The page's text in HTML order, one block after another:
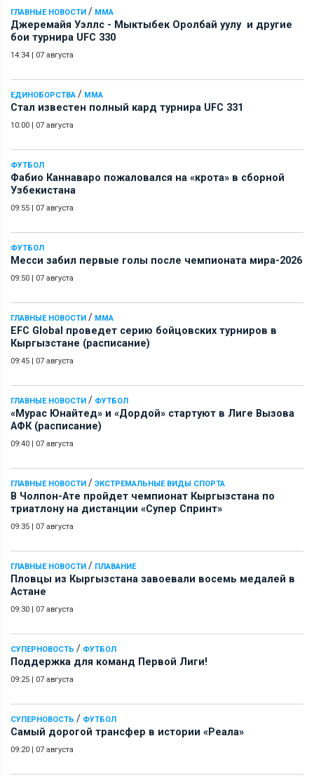
ГЛАВНЫЕ НОВОСТИ / ММА
Джеремайя Уэллс - Мыктыбек Оролбай уулу и другие
бои турнира UFC 330
14:34 | 07 августа
ЕДИНОБОРСТВА / ММА
Стал известен полный кард турнира UFC 331
10:00 | 07 августа
ФУТБОЛ
Фабио Каннаваро пожаловался на «крота» в сборной
Узбекистана
09:55 | 07 августа
ФУТБОЛ
Месси забил первые голы после чемпионата мира-2026
09:50 | 07 августа
ГЛАВНЫЕ НОВОСТИ / ММА
EFC Global проведет серию бойцовских турниров в
Кыргызстане (расписание)
09:45 | 07 августа
ГЛАВНЫЕ НОВОСТИ / ФУТБОЛ
«Мурас Юнайтед» и «Дордой» стартуют в Лиге Вызова
АФК (расписание)
09:40 | 07 августа
ГЛАВНЫЕ НОВОСТИ / ЭКСТРЕМАЛЬНЫЕ ВИДЫ СПОРТА
В Чолпон-Ате пройдет чемпионат Кыргызстана по
триатлону на дистанции «Супер Спринт»
09:35 | 07 августа
ГЛАВНЫЕ НОВОСТИ / ПЛАВАНИЕ
Пловцы из Кыргызстана завоевали восемь медалей в
Астане
09:30 | 07 августа
СУПЕРНОВОСТЬ / ФУТБОЛ
Поддержка для команд Первой Лиги!
09:25 | 07 августа
СУПЕРНОВОСТЬ / ФУТБОЛ
Самый дорогой трансфер в истории «Реала»
09:20 | 07 августа